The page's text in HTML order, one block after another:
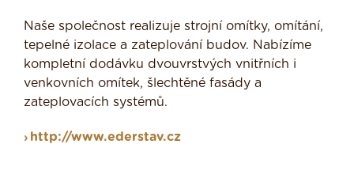
Naše společnost realizuje strojní omítky, omítání,
tepelné izolace a zateplování budov. Nabízíme
kompletní dodávku dvouvrstvých vnitřních i
venkovních omítek, šlechtěné fasády a
zateplovacích systémů.
http://www.ederstav.cz